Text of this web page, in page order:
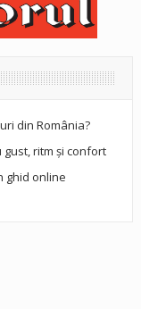
din România?
ritm și confort
ghid online